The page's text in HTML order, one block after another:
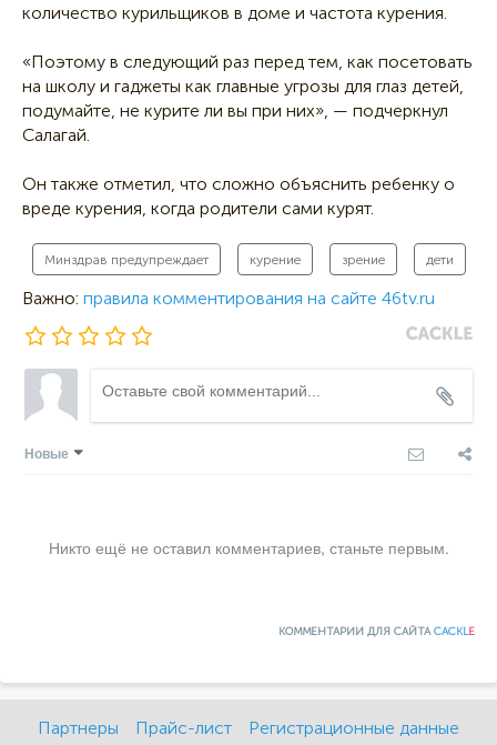
количество курильщиков в доме и частота курения.
«Поэтому в следующий раз перед тем, как посетовать
на школу и гаджеты как главные угрозы для глаз детей,
подумайте, не курите ли вы при них», — подчеркнул
Салагай.
Он также отметил, что сложно объяснить ребенку о
вреде курения, когда родители сами курят.
Минздрав предупреждает курение зрение дети
Важно: правила комментирования на сайте 46tv.ru
Новые
Никто ещё не оставил комментариев, станьте первым.
КОММЕНТАРИИ ДЛЯ САЙТАCACKLE
Партнеры Прайс-лист Регистрационные данные